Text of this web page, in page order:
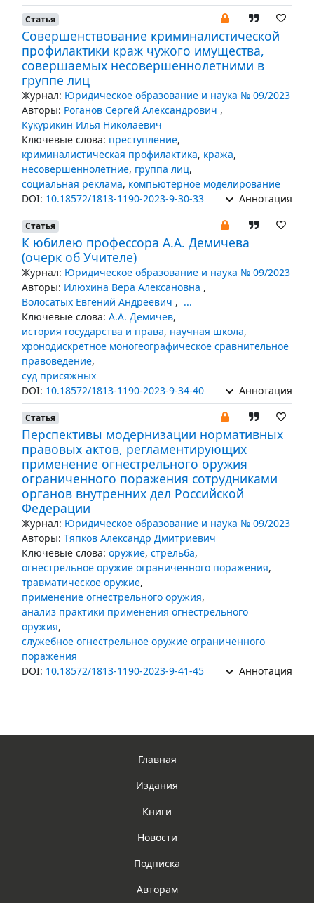
Статья
Совершенствование криминалистической
профилактики краж чужого имущества,
совершаемых несовершеннолетними в
группе лиц
Журнал: Юридическое образование и наука № 09/2023
Авторы: Роганов Сергей Александрович ,
Кукурикин Илья Николаевич
Ключевые слова: преступление,
криминалистическая профилактика, кража,
несовершеннолетние, группа лиц,
социальная реклама, компьютерное моделирование
DOI: 10.18572/1813-1190-2023-9-30-33 Аннотация
Статья
К юбилею профессора А.А. Демичева
(очерк об Учителе)
Журнал: Юридическое образование и наука № 09/2023
Авторы: Илюхина Вера Алексановна ,
Волосатых Евгений Андреевич , ...
Ключевые слова: А.А. Демичев,
история государства и права, научная школа,
хронодискретное моногеографическое сравнительное
правоведение,
суд присяжных
DOI: 10.18572/1813-1190-2023-9-34-40 Аннотация
Статья
Перспективы модернизации нормативных
правовых актов, регламентирующих
применение огнестрельного оружия
ограниченного поражения сотрудниками
органов внутренних дел Российской
Федерации
Журнал: Юридическое образование и наука № 09/2023
Авторы: Тяпков Александр Дмитриевич
Ключевые слова: оружие, стрельба,
огнестрельное оружие ограниченного поражения,
травматическое оружие,
применение огнестрельного оружия,
анализ практики применения огнестрельного
оружия,
служебное огнестрельное оружие ограниченного
поражения
DOI: 10.18572/1813-1190-2023-9-41-45 Аннотация
Главная
Издания
Книги
Новости
Подписка
Авторам